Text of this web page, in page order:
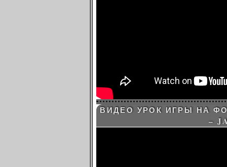
ВИДЕО УРОК ИГРЫ НА
–